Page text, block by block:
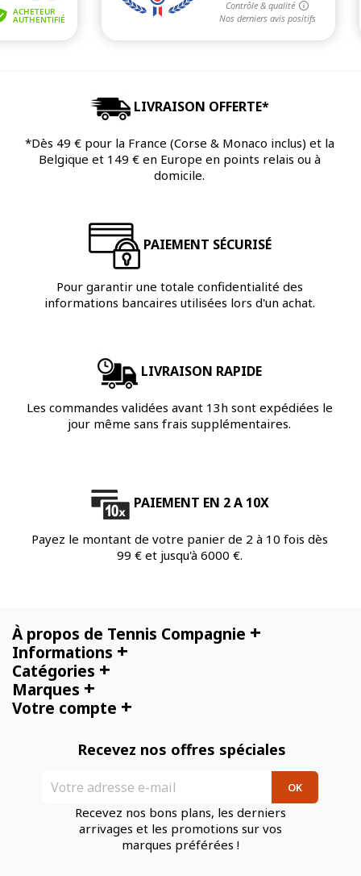
LIVRAISON OFFERTE*
*Dès 49 € pour la France (Corse & Monaco inclus) et la
Belgique et 149 € en Europe en points relais ou à
domicile.
PAIEMENT SÉCURISÉ
Pour garantir une totale confidentialité des
informations bancaires utilisées lors d'un achat.
LIVRAISON RAPIDE
Les commandes validées avant 13h sont expédiées le
jour même sans frais supplémentaires.
PAIEMENT EN 2 A 10X
Payez le montant de votre panier de 2 à 10 fois dès
99 € et jusqu'à 6000 €.
À propos de Tennis Compagnie +
Informations +
Catégories +
Marques +
Votre compte +
Recevez nos offres spéciales
Recevez nos bons plans, les derniers
arrivages et les promotions sur vos
marques préférées !